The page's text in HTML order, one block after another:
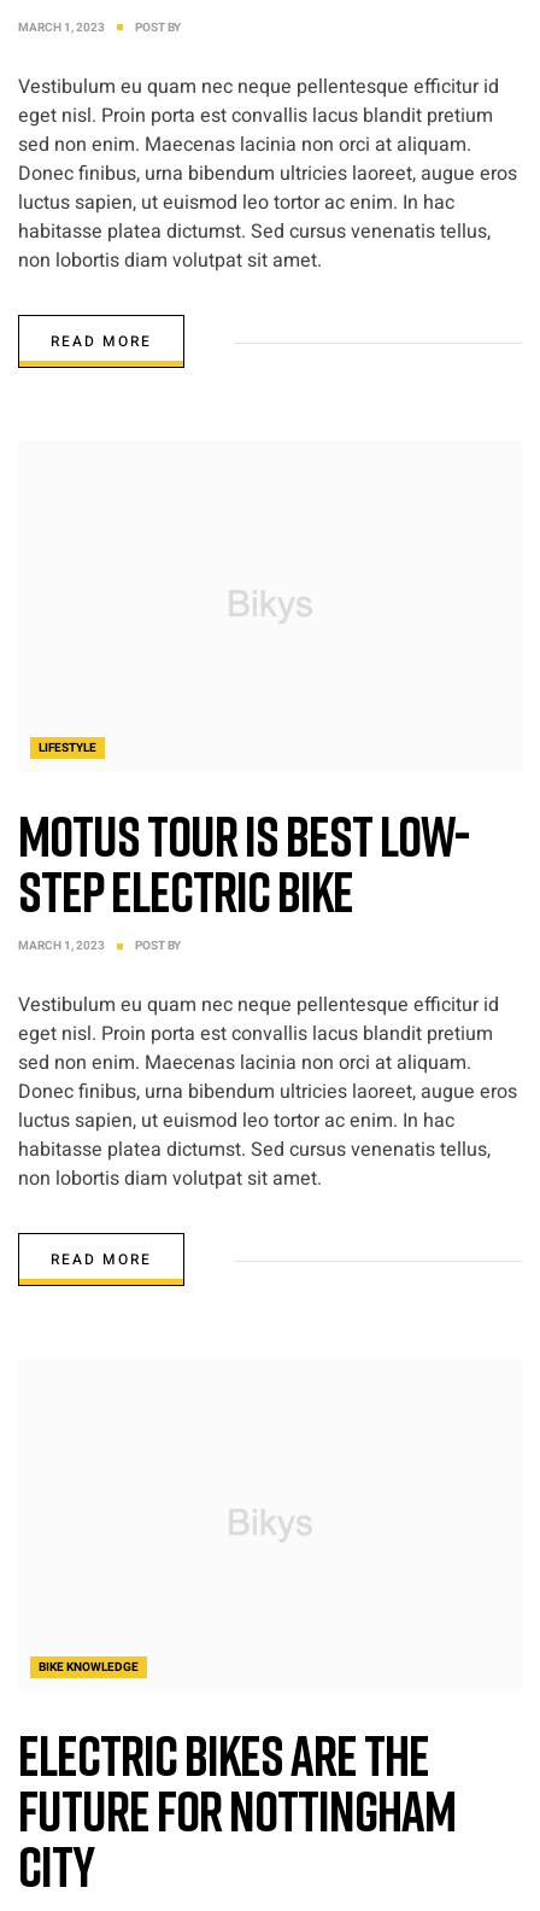
MARCH 1, 2023 POST BY
Vestibulum eu quam nec neque pellentesque efficitur id
eget nisl. Proin porta est convallis lacus blandit pretium
sed non enim. Maecenas lacinia non orci at aliquam.
Donec finibus, urna bibendum ultricies laoreet, augue eros
luctus sapien, ut euismod leo tortor ac enim. In hac
habitasse platea dictumst. Sed cursus venenatis tellus,
non lobortis diam volutpat sit amet.
READ MORE
LIFESTYLE
Motus Tour is Best Low-
Step Electric Bike
MARCH 1, 2023 POST BY
Vestibulum eu quam nec neque pellentesque efficitur id
eget nisl. Proin porta est convallis lacus blandit pretium
sed non enim. Maecenas lacinia non orci at aliquam.
Donec finibus, urna bibendum ultricies laoreet, augue eros
luctus sapien, ut euismod leo tortor ac enim. In hac
habitasse platea dictumst. Sed cursus venenatis tellus,
non lobortis diam volutpat sit amet.
READ MORE
BIKE KNOWLEDGE
Electric Bikes are the
Future for Nottingham
City